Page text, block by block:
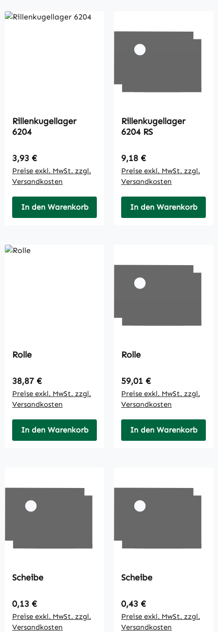
Rillenkugellager
6204
Regulärer Preis:
3,93 €
Preise exkl. MwSt. zzgl.
Versandkosten
In den Warenkorb
Rillenkugellager
6204 RS
Regulärer Preis:
9,18 €
Preise exkl. MwSt. zzgl.
Versandkosten
In den Warenkorb
Rolle
Regulärer Preis:
38,87 €
Preise exkl. MwSt. zzgl.
Versandkosten
In den Warenkorb
Rolle
Regulärer Preis:
59,01 €
Preise exkl. MwSt. zzgl.
Versandkosten
In den Warenkorb
Scheibe
Regulärer Preis:
0,13 €
Preise exkl. MwSt. zzgl.
Versandkosten
Scheibe
Regulärer Preis:
0,43 €
Preise exkl. MwSt. zzgl.
Versandkosten